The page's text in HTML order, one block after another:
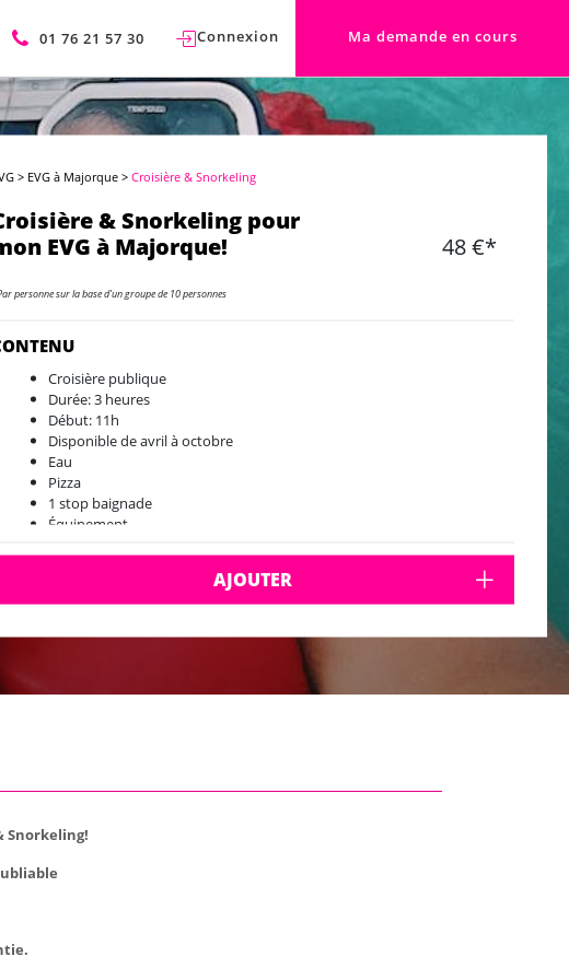
01 76 21 57 30 Connexion Ma demande en cours
> EVG à Majorque >Croisière & Snorkeling
& Snorkeling pour
EVG à Majorque!
48 €*
personne sur la base d'un groupe de 10 personnes
Croisière publique
Durée: 3 heures
Début: 11h
Disponible de avril à octobre
Eau
Pizza
1 stop baignade
Équipement
Solarium sur le pont supérieur
Piste de danse
AJOUTER
Snorkeling!